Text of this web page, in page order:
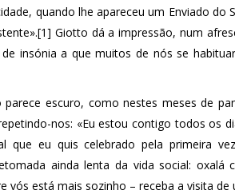
quando lhe apareceu um Enviado do
Giotto dá a impressão, num
insónia a que muitos de nós se
escuro, como nestes meses de
nos: «Eu estou contigo todos os
que eu quis celebrado pela primeira
ainda lenta da vida social: oxalá
vós está mais sozinho – receba a visita de